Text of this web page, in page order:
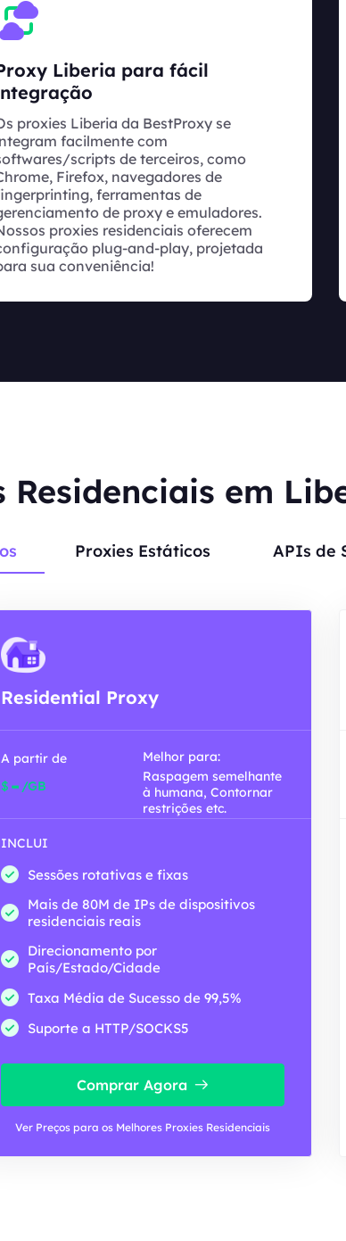
Liberia para fácil
proxies Liberia da BestProxy se
facilmente com
scripts de terceiros, como
Firefox, navegadores de
ferramentas de
de proxy e emuladores.
proxies residenciais oferecem
plug-and-play, projetada
sua conveniência!
Residenciais em
Proxies Estáticos APIs de
Residential Proxy
A partir de
$ - /GB
Melhor para:
Raspagem semelhante
à humana, Contornar
restrições etc.
INCLUI
Sessões rotativas e fixas
Mais de 80M de IPs de dispositivos
residenciais reais
Direcionamento por
País/Estado/Cidade
Taxa Média de Sucesso de 99,5%
Suporte a HTTP/SOCKS5
Comprar Agora
Ver Preços para os Melhores Proxies Residenciais